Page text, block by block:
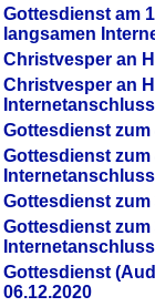
Gottesdienst am
langsamen
Christvesper an
Christvesper an
Internetanschluss
Gottesdienst zum
Gottesdienst
Gottesdienst zum
Gottesdienst
Gottesdienst
06.12.2020